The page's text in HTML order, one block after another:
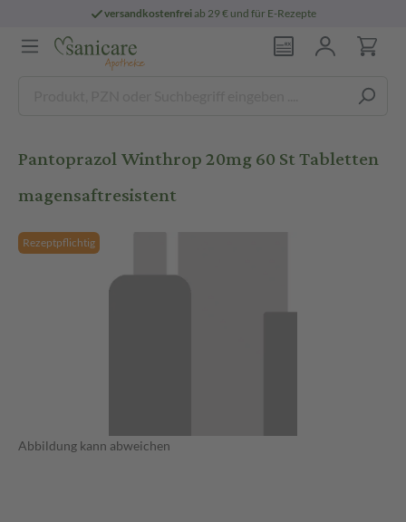
versandkostenfreiab 29 € und für E-Rezepte
Pantoprazol Winthrop 20mg 60 St Tabletten
magensaftresistent
Rezeptpflichtig
Abbildung kann abweichen